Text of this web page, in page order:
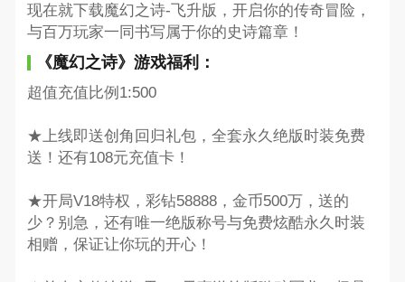
现在就下载魔幻之诗-飞升版，开启你的传奇冒险，
与百万玩家一同书写属于你的史诗篇章！
《魔幻之诗》游戏福利：
超值充值比例1:500
★上线即送创角回归礼包，全套永久绝版时装免费
送！还有108元充值卡！
★开局V18特权，彩钻58888，金币500万，送的
少？别急，还有唯一绝版称号与免费炫酷永久时装
相赠，保证让你玩的开心！